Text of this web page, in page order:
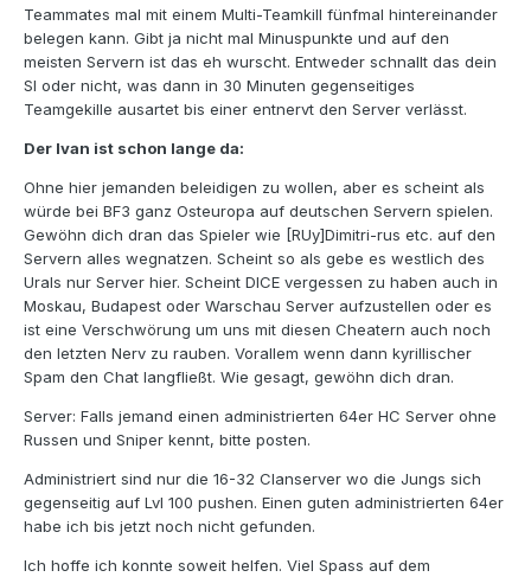
Teammates mal mit einem Multi-Teamkill fünfmal hintereinander
belegen kann. Gibt ja nicht mal Minuspunkte und auf den
meisten Servern ist das eh wurscht. Entweder schnallt das dein
Sl oder nicht, was dann in 30 Minuten gegenseitiges
Teamgekille ausartet bis einer entnervt den Server verlässt.
Der Ivan ist schon lange da:
Ohne hier jemanden beleidigen zu wollen, aber es scheint als
würde bei BF3 ganz Osteuropa auf deutschen Servern spielen.
Gewöhn dich dran das Spieler wie [RUy]Dimitri-rus etc. auf den
Servern alles wegnatzen. Scheint so als gebe es westlich des
Urals nur Server hier. Scheint DICE vergessen zu haben auch in
Moskau, Budapest oder Warschau Server aufzustellen oder es
ist eine Verschwörung um uns mit diesen Cheatern auch noch
den letzten Nerv zu rauben. Vorallem wenn dann kyrillischer
Spam den Chat langfließt. Wie gesagt, gewöhn dich dran.
Server: Falls jemand einen administrierten 64er HC Server ohne
Russen und Sniper kennt, bitte posten.
Administriert sind nur die 16-32 Clanserver wo die Jungs sich
gegenseitig auf Lvl 100 pushen. Einen guten administrierten 64er
habe ich bis jetzt noch nicht gefunden.
Ich hoffe ich konnte soweit helfen. Viel Spass auf dem